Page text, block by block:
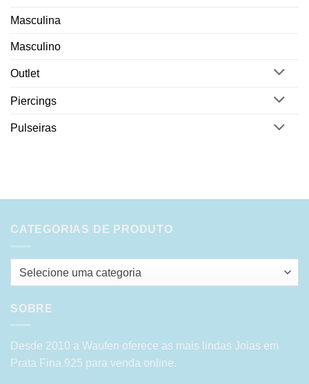
Masculina
Masculino
Outlet
Piercings
Pulseiras
CATEGORIAS DE PRODUTO
Selecione uma categoria
SOBRE
Desde 2010 a Waufen oferece as mais lindas Joias em
Prata Fina 925 para venda online.